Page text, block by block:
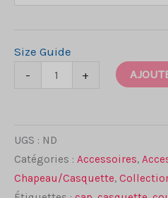
Size Guide
-
quantité
baseball
pastel
+
UGS : ND
Catégories : Accessoires,
Chapeau/Casquette,